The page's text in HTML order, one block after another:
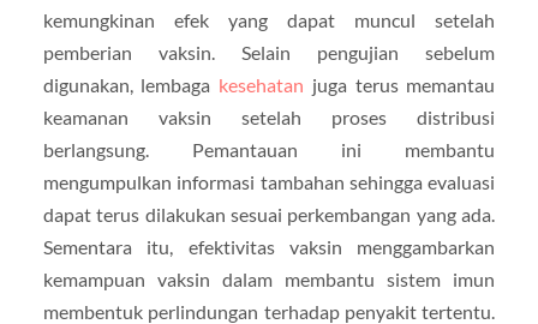
kemungkinan efek yang dapat muncul setelah
pemberian vaksin. Selain pengujian sebelum
digunakan, lembaga kesehatan juga terus memantau
keamanan vaksin setelah proses distribusi
berlangsung. Pemantauan ini membantu
mengumpulkan informasi tambahan sehingga evaluasi
dapat terus dilakukan sesuai perkembangan yang ada.
Sementara itu, efektivitas vaksin menggambarkan
kemampuan vaksin dalam membantu sistem imun
membentuk perlindungan terhadap penyakit tertentu.